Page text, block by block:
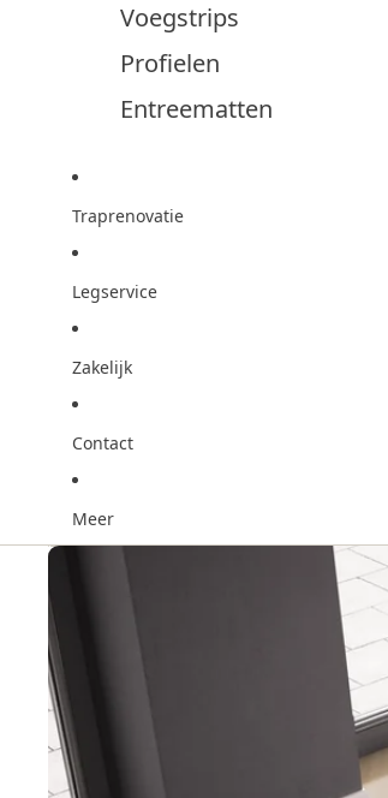
Voegstrips
Profielen
Entreematten
Traprenovatie
Legservice
Zakelijk
Contact
Meer
Ga direct naar de productinformatie